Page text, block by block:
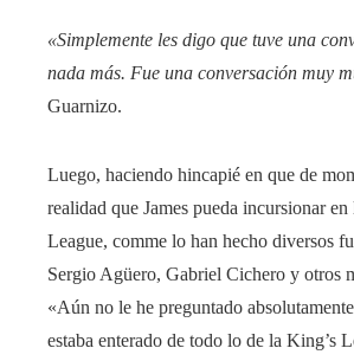
«Simplemente les digo que tuve una
nada más. Fue una conversación muy
Guarnizo.
Luego, haciendo hincapié en que de
realidad que James pueda incursionar en
League, comme lo han hecho diversos
Sergio Agüero, Gabriel Cichero y otros
«Aún no le he preguntado
estaba enterado de todo lo de la King’s